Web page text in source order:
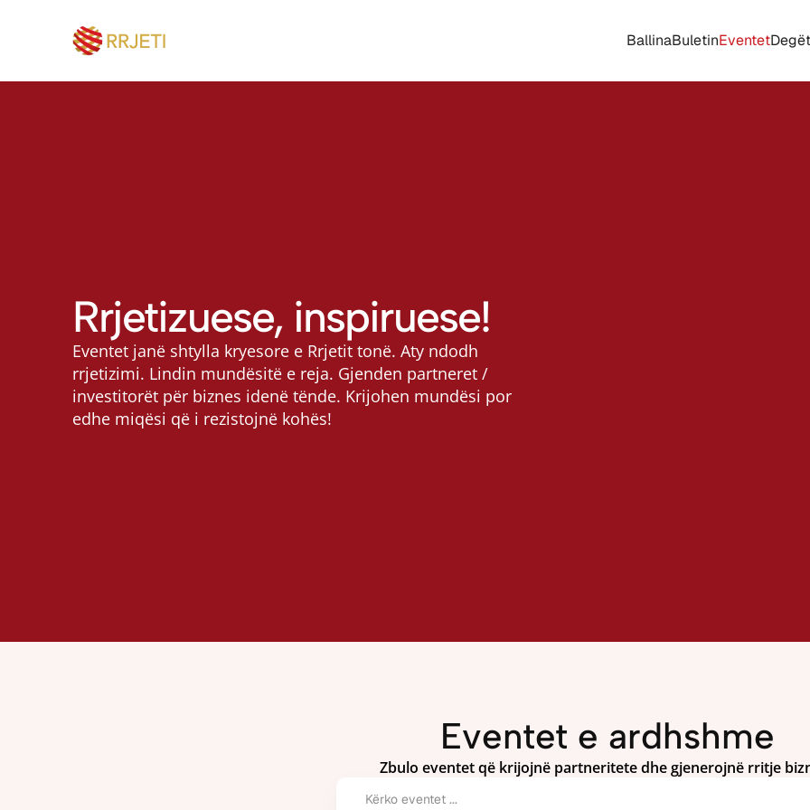
BallinaBuletinEventetDegët
Rrjetizuese, inspiruese!
Eventet janë shtylla kryesore e Rrjetit tonë. Aty ndodh
rrjetizimi. Lindin mundësitë e reja. Gjenden partneret /
investitorët për biznes idenë tënde. Krijohen mundësi por
edhe miqësi që i rezistojnë kohës!
Eventet e ardhshme
Zbulo eventet që krijojnë partneritete dhe gjenerojnë rritje
Kërko eventet ...